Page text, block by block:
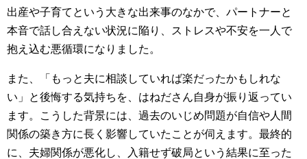
出産や子育てという大きな出来事のなかで、パートナーと
本音で話し合えない状況に陥り、ストレスや不安を一人で
抱え込む悪循環になりました。
また、「もっと夫に相談していれば楽だったかもしれな
い」と後悔する気持ちを、はねださん自身が振り返ってい
ます。こうした背景には、過去のいじめ問題が自信や人間
関係の築き方に長く影響していたことが伺えます。最終的
に、夫婦関係が悪化し、入籍せず破局という結果に至った